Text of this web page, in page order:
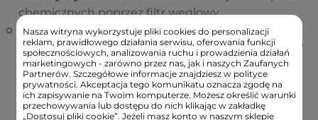
chemicznych poprzez filtr węglowy,
technika- sorbent wypełniający pochłaniacze w
maskach przeciwgazowych, składnik pochłaniaczy
gazów w filtrach lodówek i klimatyzatorów, a także
papierosów oraz pokrywający odzież chroniącą
przed substancjami niebezpiecznymi, używaną
przez niektóre służby policyjne i marynarkę
Nasza witryna wykorzystuje pliki cookies do personalizacji
reklam, prawidłowego działania serwisu, oferowania funkcji
społecznościowych, analizowania ruchu i prowadzienia działań
marketingowych - zarówno przez nas, jak i naszych Zaufanych
Partnerów. Szczegółowe informacje znajdziesz w polityce
prywatności. Akceptacja tego komunikatu oznacza zgodę na
ich zapisywanie na Twoim komputerze. Możesz określić warunki
przechowywania lub dostępu do nich klikając w zakładkę
„Dostosuj pliki cookie”. Jeżeli masz konto w naszym sklepie